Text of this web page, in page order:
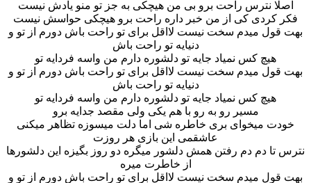
اصلا نترس راحت برو بی من هیچکی به جز تو منو یادش نیست
فکر کردی کی از من خبر داره راحت برو هیچکی حواسش نیست
بهت قول میدم سخت نیست لااقل برای تو راحت باش دورم از تو و
دنیایه تو راحت باش
هیچ کس نمیاد جایه تو دلشوره دارم من واسه فردایه تو
بهت قول میدم سخت نیست لااقل برای تو راحت باش دورم از تو و
دنیایه تو راحت باش
هیچ کس نمیاد جایه تو دلشوره دارم من واسه فردایه تو
مسیر رو به رو با هم یکی ولی مقصد جدایه برو
خودت میخوای بری خاطره شی اما دلت میسوزه تظاهر میکنی
عاشقمی این بازی هر روزت
نترس تا دم دم رفتن همش دلشور میگره دو روز بگیزه این دلشورها
از خاطرت میره
بهت قول میدم سخت نیست لااقل برای تو راحت باش دورم از تو و